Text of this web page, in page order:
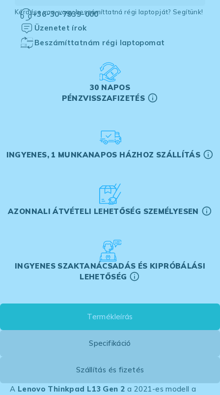
Kérdése van, vagy beszámíttatná régi laptopját? Segítünk!
+36-30-7939-000
Üzenetet írok
Beszámíttatnám régi laptopomat
30 NAPOS
PÉNZVISSZAFIZETÉS
INGYENES, 1 MUNKANAPOS HÁZHOZ SZÁLLÍTÁS
AZONNALI ÁTVÉTELI LEHETŐSÉG SZEMÉLYESEN
INGYENES SZAKTANÁCSADÁS ÉS KIPRÓBÁLÁSI
LEHETŐSÉG
Termékleírás
Specifikáció
Szállítás és fizetés
A Lenovo Thinkpad L13 Gen 2 a 2021-es modell a